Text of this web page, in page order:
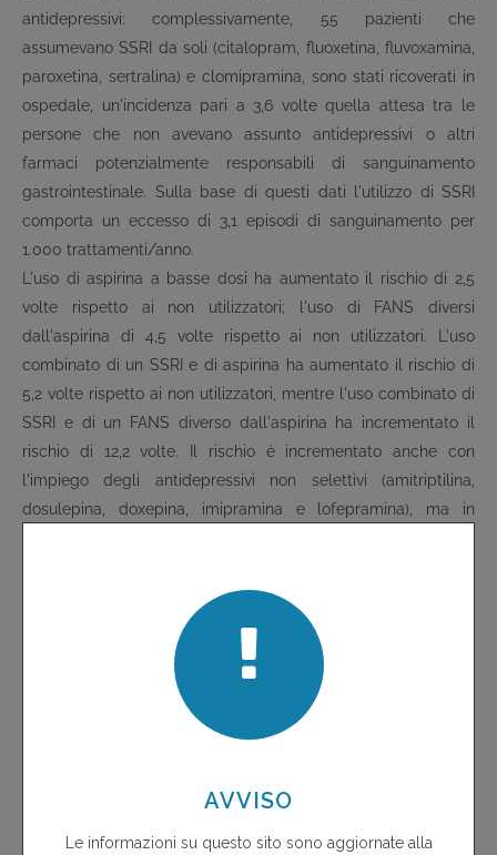
antidepressivi: complessivamente, 55 pazienti che
assumevano SSRI da soli (citalopram, fluoxetina, fluvoxamina,
paroxetina, sertralina) e clomipramina, sono stati ricoverati in
ospedale, un'incidenza pari a 3,6 volte quella attesa tra le
persone che non avevano assunto antidepressivi o altri
farmaci potenzialmente responsabili di sanguinamento
gastrointestinale. Sulla base di questi dati l'utilizzo di SSRI
comporta un eccesso di 3,1 episodi di sanguinamento per
1.000 trattamenti/anno.
L'uso di aspirina a basse dosi ha aumentato il rischio di 2,5
volte rispetto ai non utilizzatori; l'uso di FANS diversi
dall'aspirina di 4,5 volte rispetto ai non utilizzatori. L'uso
combinato di un SSRI e di aspirina ha aumentato il rischio di
5,2 volte rispetto ai non utilizzatori, mentre l'uso combinato di
SSRI e di un FANS diverso dall'aspirina ha incrementato il
rischio di 12,2 volte. Il rischio è incrementato anche con
l'impiego degli antidepressivi non selettivi (amitriptilina,
dosulepina, doxepina, imipramina e lofepramina), ma in
azione sui recettori della serotonina (amoxapina, desipramina,
maprotilina, mianserina, nortriptilina e trimipramina) non si è
associato con un aumento significativo del rischio di
sanguinamento gastrointestinale superiore (rischio relativo
Sulla base di alcuni studi osservazionali sembra confermato